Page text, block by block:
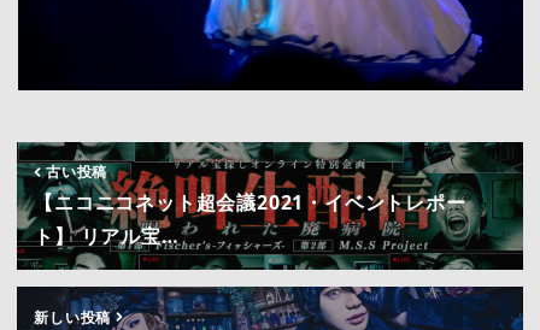
古い投稿
【ニコニコネット超会議2021・イベントレポー
ト】 リアル宝…
新しい投稿